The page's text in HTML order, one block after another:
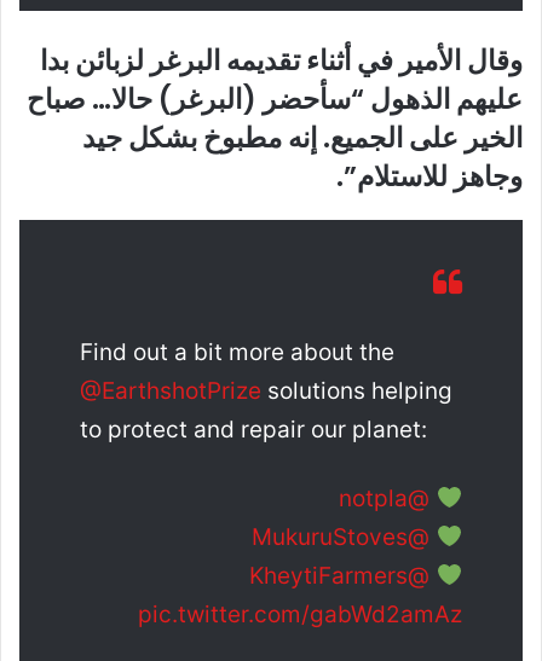
وقال الأمير في أثناء تقديمه البرغر لزبائن بدا
عليهم الذهول “سأحضر (البرغر) حالا… صباح
الخير على الجميع. إنه مطبوخ بشكل جيد
وجاهز للاستلام”.
Find out a bit more about the
@EarthshotPrize solutions helping
to protect and repair our planet:
@notpla
@MukuruStoves
@KheytiFarmers
pic.twitter.com/gabWd2amAz